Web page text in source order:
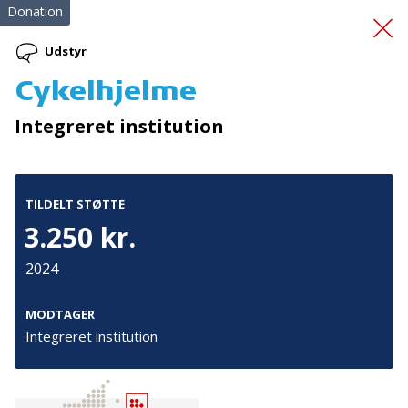
Indkøb af iltmasker
Donation
Udstyr
Cykelhjelme
Integreret institution
TILDELT STØTTE
3.250 kr.
2024
MODTAGER
Integreret institution
Tilmeld nyhedsbrev
De seneste nyheder om TrygFondens og TryghedsGruppens
aktiviteter direkte i din indbakke.
Tilmeld